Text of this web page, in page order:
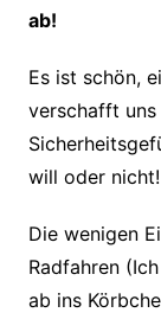
ab!
Es ist schön,
verschafft uns
will oder
Die wenigen
Radfahren
ab ins